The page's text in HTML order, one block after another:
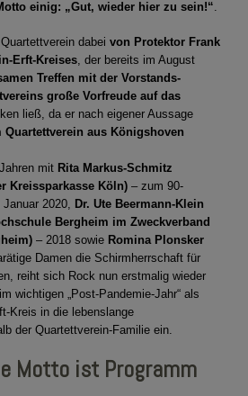
einig: „Gut, wieder hier zu sein!“
dabei von Protektor Frank
Erft-Kreises, der bereits im August
Treffen mit der Vorstands-
große Vorfreude auf das
ließ, da er nach eigener Aussage
aus Königshoven
mit Rita Markus-Schmitz
Kreissparkasse Köln) – zum 90-
2020, Dr. Ute Beermann-Klein
Bergheim im Zweckverband
– 2018 sowie Romina Plonsker
Damen die Schirmherrschaft für
reiht sich Rock nun erstmalig wieder
wichtigen „Post-Pandemie-Jahr“ als
Kreis in die lebenslange
der Quartettverein-Familie ein.
Motto ist Programm